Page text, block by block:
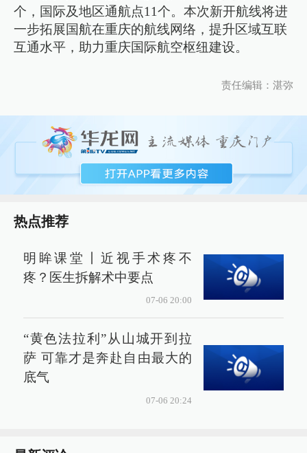
个，国际及地区通航点11个。本次新开航线将进
一步拓展国航在重庆的航线网络，提升区域互联
互通水平，助力重庆国际航空枢纽建设。
责任编辑：湛弥
热点推荐
明眸课堂丨近视手术疼不
疼？医生拆解术中要点
07-06 20:00
“黄色法拉利”从山城开到拉
萨 可靠才是奔赴自由最大的
底气
07-06 20:24